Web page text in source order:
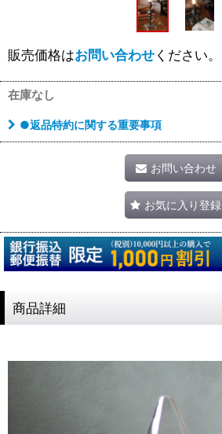
販売価格はお問い合わせください。
在庫なし
●返品特約に関する重要事項
お問い合わせ
お気に入り登録
商品詳細